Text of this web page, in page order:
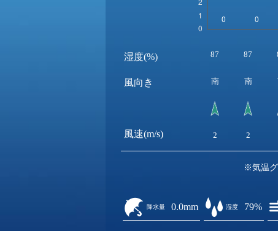
湿度(%)
風向き
風速(m/s)
87 87
南 南
2 2
※気温グ
降水量 0.0mm 湿度 79%